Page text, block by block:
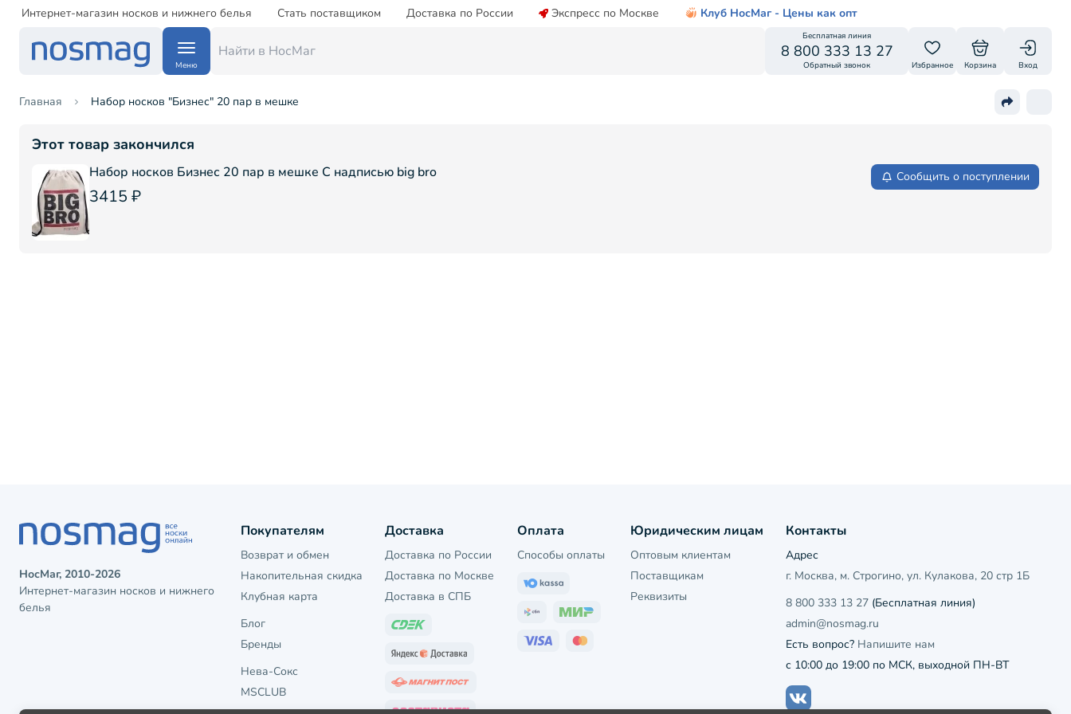
Интернет-магазин носков и нижнего белья Стать поставщиком Доставка по России Экспресс по Москве Клуб НосМаг - Цены как опт
Меню
Бесплатная линия
8 800 333 13 27
Обратный звонок Избранное Корзина Вход
Главная Набор носков "Бизнес" 20 пар в мешке
Этот товар закончился
Набор носков Бизнес 20 пар в мешке С надписью big bro
3415 ₽
Сообщить о поступлении
НосМаг, 2010-2026
Интернет-магазин носков и нижнего
белья
Покупателям
Возврат и обмен
Накопительная скидка
Клубная карта
Блог
Бренды
Нева-Сокс
MSCLUB
Доставка
Доставка по России
Доставка по Москве
Доставка в СПБ
Оплата
Способы оплаты
Юридическим лицам
Оптовым клиентам
Поставщикам
Реквизиты
Контакты
Адрес
г. Москва, м. Строгино, ул. Кулакова, 20 стр 1Б
8 800 333 13 27(Бесплатная линия)
admin@nosmag.ru
Есть вопрос? Напишите нам
с 10:00 до 19:00 по МСК, выходной ПН-ВТ